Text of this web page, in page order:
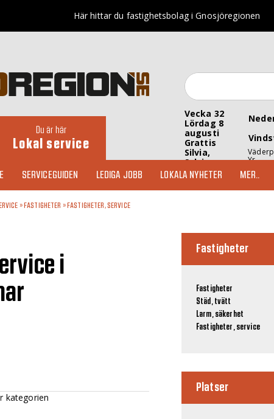
Här hittar du fastighetsbolag i Gnosjöregionen
Du är här
Lokal service
Vecka 32
Lördag 8
augusti
Grattis
Silvia,
Sylvia
Yr
SERVICEGUIDEN LEDIGA JOBB LOKALA NYHETER MER..
» FASTIGHETER » FASTIGHETER, SERVICE
i
kategorien
Fastigheter
Fastigheter
Städ, tvätt
Larm, säkerhet
Fastigheter, service
Platser